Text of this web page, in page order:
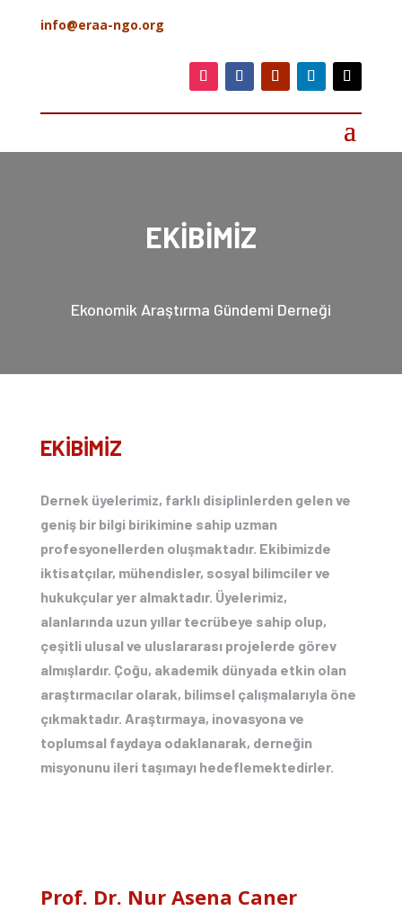
info@eraa-ngo.org
EKİBİMİZ
Ekonomik Araştırma Gündemi Derneği
EKİBİMİZ
Dernek üyelerimiz, farklı disiplinlerden gelen ve
geniş bir bilgi birikimine sahip uzman
profesyonellerden oluşmaktadır. Ekibimizde
iktisatçılar, mühendisler, sosyal bilimciler ve
hukukçular yer almaktadır. Üyelerimiz,
alanlarında uzun yıllar tecrübeye sahip olup,
çeşitli ulusal ve uluslararası projelerde görev
almışlardır. Çoğu, akademik dünyada etkin olan
araştırmacılar olarak, bilimsel çalışmalarıyla öne
çıkmaktadır. Araştırmaya, inovasyona ve
toplumsal faydaya odaklanarak, derneğin
misyonunu ileri taşımayı hedeflemektedirler.
Prof. Dr. Nur Asena Caner